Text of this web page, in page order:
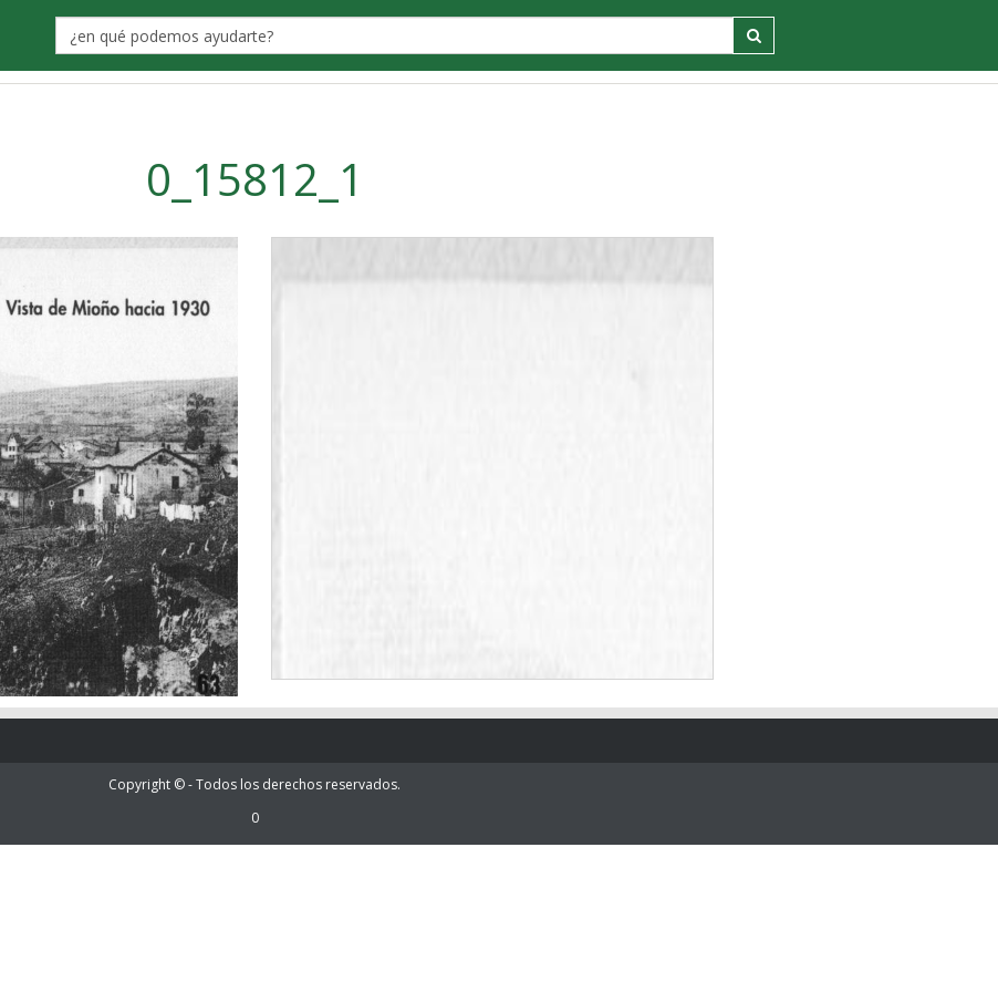
0_15812_1
Copyright © - Todos los derechos reservados.
0